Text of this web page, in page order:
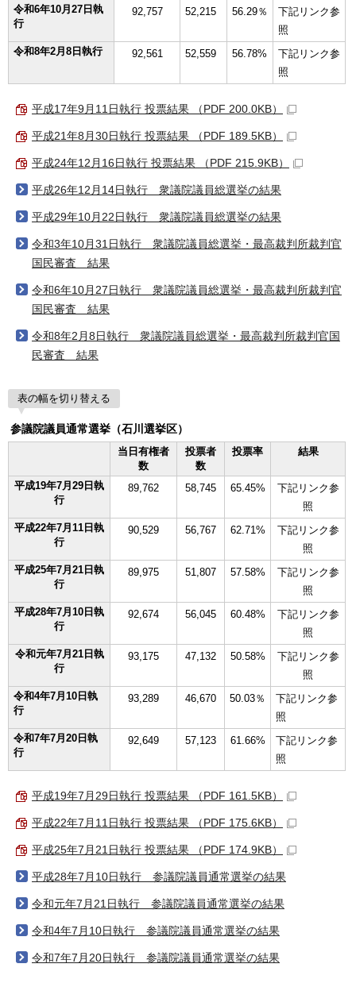
令和6年10月27日執
行
92,757 52,215 56.29％
下記リンク参
照
令和8年2月8日執行
92,561 52,559 56.78%
下記リンク参
照
平成17年9月11日執行 投票結果 （PDF 200.0KB）
平成21年8月30日執行 投票結果 （PDF 189.5KB）
平成24年12月16日執行 投票結果 （PDF 215.9KB）
平成26年12月14日執行 衆議院議員総選挙の結果
平成29年10月22日執行 衆議院議員総選挙の結果
令和3年10月31日執行 衆議院議員総選挙・最高裁判所裁判官
国民審査 結果
令和6年10月27日執行 衆議院議員総選挙・最高裁判所裁判官
国民審査 結果
令和8年2月8日執行 衆議院議員総選挙・最高裁判所裁判官国
民審査 結果
表の幅を切り替える
参議院議員通常選挙（石川選挙区）
当日有権者
数
投票者
数
投票率 結果
平成19年7月29日執
行
89,762 58,745 65.45%
下記リンク参
照
平成22年7月11日執
行
90,529 56,767 62.71%
下記リンク参
照
平成25年7月21日執
行
89,975 51,807 57.58%
下記リンク参
照
平成28年7月10日執
行
92,674 56,045 60.48%
下記リンク参
照
令和元年7月21日執
行
93,175 47,132 50.58%
下記リンク参
照
令和4年7月10日執
行
93,289 46,670 50.03％
下記リンク参
照
令和7年7月20日執
行
92,649 57,123 61.66%
下記リンク参
照
平成19年7月29日執行 投票結果 （PDF 161.5KB）
平成22年7月11日執行 投票結果 （PDF 175.6KB）
平成25年7月21日執行 投票結果 （PDF 174.9KB）
平成28年7月10日執行 参議院議員通常選挙の結果
令和元年7月21日執行 参議院議員通常選挙の結果
令和4年7月10日執行 参議院議員通常選挙の結果
令和7年7月20日執行 参議院議員通常選挙の結果